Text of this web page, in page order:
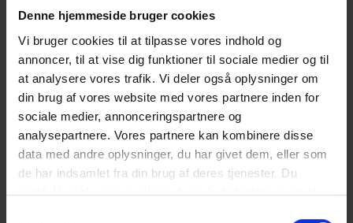
Denne hjemmeside bruger cookies
Vi bruger cookies til at tilpasse vores indhold og
annoncer, til at vise dig funktioner til sociale medier og til
at analysere vores trafik. Vi deler også oplysninger om
din brug af vores website med vores partnere inden for
sociale medier, annonceringspartnere og
analysepartnere. Vores partnere kan kombinere disse
data med andre oplysninger, du har givet dem, eller som
de har indsamlet fra din brug af deres tjenester. Du
samtykker til vores cookies, hvis du fortsætter med at
Brændeovn.
Ingen udlejning til ungdomsgrupper.
Fri parkering ved ferieboligen. Trappetrin til huset.
El-forbrug afregnes efter aflæsning.
Vandforbrug er inklusiv i prisen.
Rengøring er inklusiv i prisen.
4 soveværelser. 2 med dobbeltseng DS+DS. 2 med Enkeltseng
ES+ES.
Det er muligt at låne barneseng og højstol fra kontoret.
Sengelinned er ikke inkluderet men kan tilkøbes.